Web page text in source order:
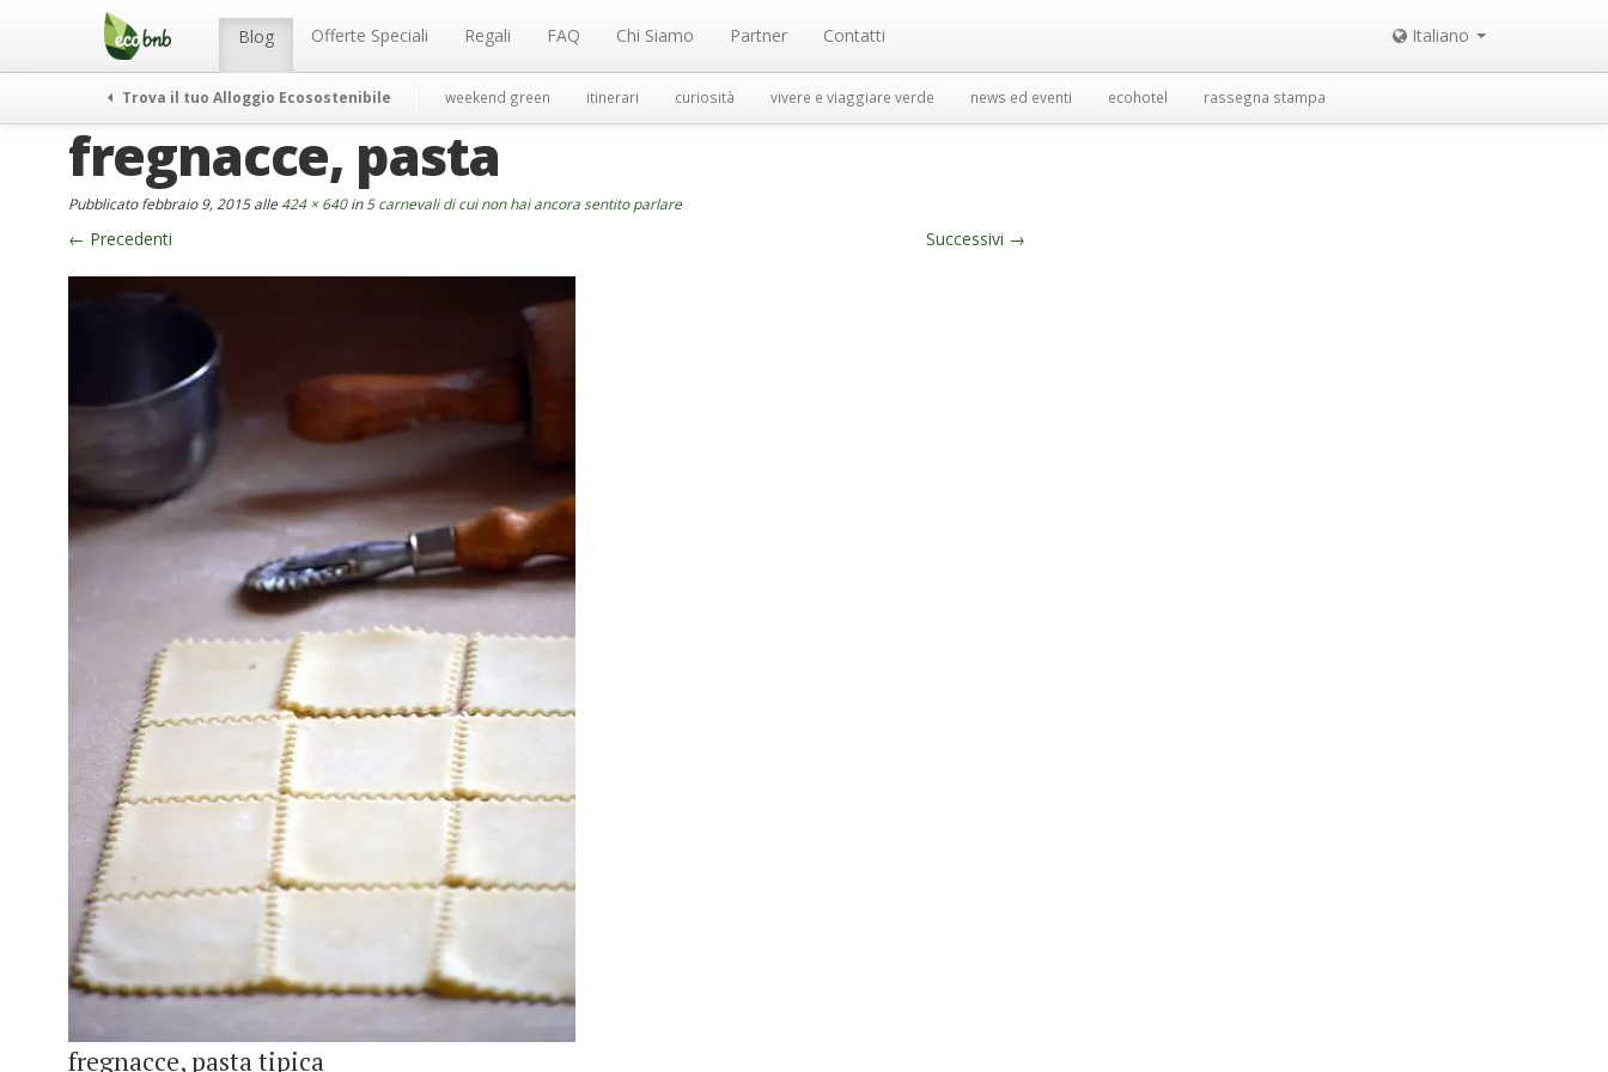
Menu Blog Offerte Speciali Regali FAQ Chi Siamo Partner Contatti Italiano
Trova il tuo Alloggio Ecosostenibile weekend green itinerari curiosità vivere e viaggiare verde news ed eventi ecohotel rassegna stampa
fregnacce, pasta
Pubblicatofebbraio 9, 2015alle424 × 640in 5 carnevali di cui non hai ancora sentito parlare
← Precedenti Successivi →
fregnacce, pasta tipica